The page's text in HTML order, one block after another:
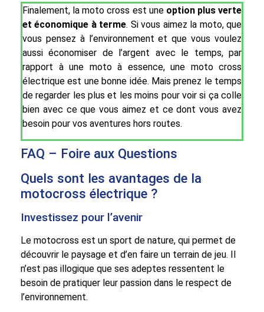
Finalement, la moto cross est une option plus verte
et économique à terme. Si vous aimez la moto, que
vous pensez à l’environnement et que vous voulez
aussi économiser de l’argent avec le temps, par
rapport à une moto à essence, une moto cross
électrique est une bonne idée. Mais prenez le temps
de regarder les plus et les moins pour voir si ça colle
bien avec ce que vous aimez et ce dont vous avez
besoin pour vos aventures hors routes.
FAQ – Foire aux Questions
Quels sont les avantages de la
motocross électrique ?
Investissez pour l’avenir
Le motocross est un sport de nature, qui permet de
découvrir le paysage et d’en faire un terrain de jeu. Il
n’est pas illogique que ses adeptes ressentent le
besoin de pratiquer leur passion dans le respect de
l’environnement.